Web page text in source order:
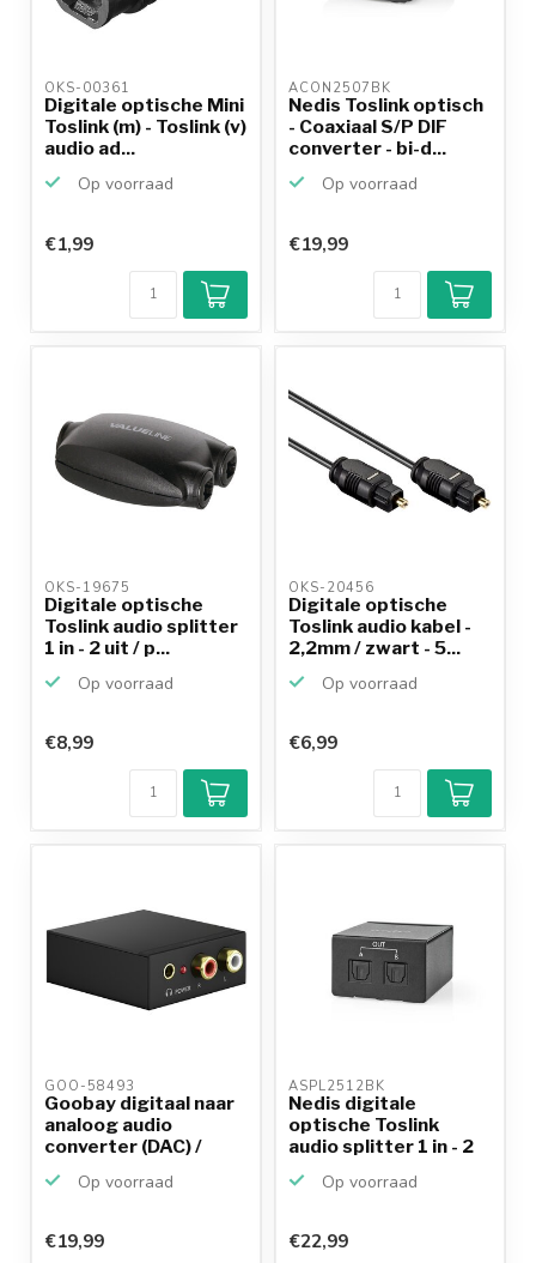
OKS-00361
Digitale optische Mini
Toslink (m) - Toslink (v)
audio ad...
Op voorraad
€1,99
ACON2507BK
Nedis Toslink optisch
- Coaxiaal S/P DIF
converter - bi-d...
Op voorraad
€19,99
OKS-19675
Digitale optische
Toslink audio splitter
1 in - 2 uit / p...
Op voorraad
€8,99
OKS-20456
Digitale optische
Toslink audio kabel -
2,2mm / zwart - 5...
Op voorraad
9,2/10
Achteraf
betalen mogelijk
€6,99
GOO-58493
Goobay digitaal naar
analoog audio
converter (DAC) /
Op voorraad
€19,99
ASPL2512BK
Nedis digitale
optische Toslink
audio splitter 1 in - 2
Op voorraad
€22,99